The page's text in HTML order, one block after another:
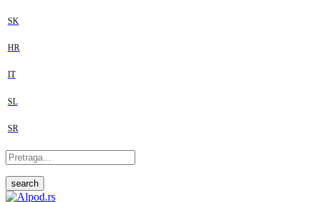
SK
HR
IT
SL
SR
search